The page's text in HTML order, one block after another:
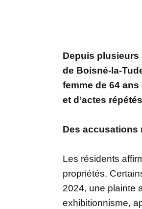
Depuis plusieurs
de Boisné-la-
femme de 64
et d’actes
Des accusations
Les résidents
propriétés.
2024, une plainte
exhibitionnisme,